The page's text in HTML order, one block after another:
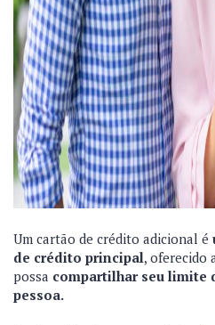
Um cartão de crédito adicional é
de crédito principal, oferecido
possa compartilhar seu limite
pessoa.